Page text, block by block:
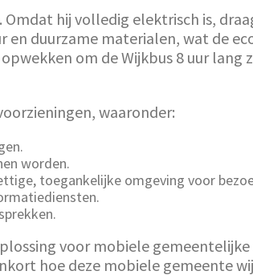
hij volledig elektrisch is,
duurzame materialen, wat de
om de Wijkbus 8 uur
waaronder:
worden.
toegankelijke omgeving voor
voor mobiele
hoe deze mobiele gemeente